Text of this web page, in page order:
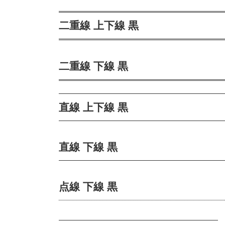
二重線 上下線 黒
二重線 下線 黒
直線 上下線 黒
直線 下線 黒
点線 下線 黒